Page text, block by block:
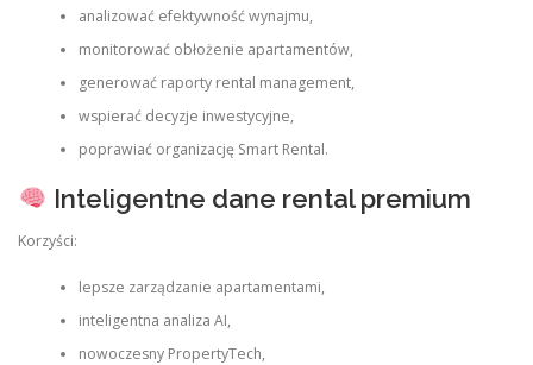
analizować efektywność wynajmu,
monitorować obłożenie apartamentów,
generować raporty rental management,
wspierać decyzje inwestycyjne,
poprawiać organizację Smart Rental.
Inteligentne dane rental premium
Korzyści:
lepsze zarządzanie apartamentami,
inteligentna analiza AI,
nowoczesny PropertyTech,